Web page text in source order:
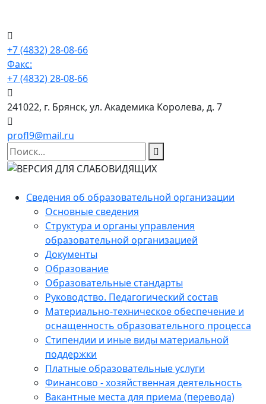
+7 (4832) 28-08-66
Факс:
+7 (4832) 28-08-66
241022, г. Брянск, ул. Академика Королева, д. 7
profl9@mail.ru
Сведения об образовательной организации
Основные сведения
Структура и органы управления
образовательной организацией
Документы
Образование
Образовательные стандарты
Руководство. Педагогический состав
Материально-техническое обеспечение и
оснащенность образовательного процесса
Стипендии и иные виды материальной
поддержки
Платные образовательные услуги
Финансово - хозяйственная деятельность
Вакантные места для приема (перевода)